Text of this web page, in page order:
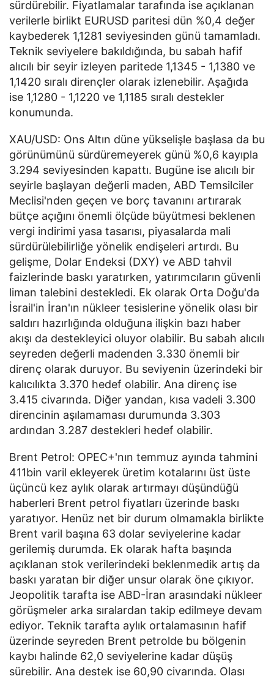
sürdürebilir. Fiyatlamalar tarafında ise açıklanan
verilerle birlikt EURUSD paritesi dün %0,4 değer
kaybederek 1,1281 seviyesinden günü tamamladı.
Teknik seviyelere bakıldığında, bu sabah hafif
alıcılı bir seyir izleyen paritede 1,1345 - 1,1380 ve
1,1420 sıralı dirençler olarak izlenebilir. Aşağıda
ise 1,1280 - 1,1220 ve 1,1185 sıralı destekler
konumunda.
XAU/USD: Ons Altın düne yükselişle başlasa da bu
görünümünü sürdüremeyerek günü %0,6 kayıpla
3.294 seviyesinden kapattı. Bugüne ise alıcılı bir
seyirle başlayan değerli maden, ABD Temsilciler
Meclisi'nden geçen ve borç tavanını artırarak
bütçe açığını önemli ölçüde büyütmesi beklenen
vergi indirimi yasa tasarısı, piyasalarda mali
sürdürülebilirliğe yönelik endişeleri artırdı. Bu
gelişme, Dolar Endeksi (DXY) ve ABD tahvil
faizlerinde baskı yaratırken, yatırımcıların güvenli
liman talebini destekledi. Ek olarak Orta Doğu'da
İsrail'in İran'ın nükleer tesislerine yönelik olası bir
saldırı hazırlığında olduğuna ilişkin bazı haber
akışı da destekleyici oluyor olabilir. Bu sabah alıcılı
seyreden değerli madenden 3.330 önemli bir
direnç olarak duruyor. Bu seviyenin üzerindeki bir
kalıcılıkta 3.370 hedef olabilir. Ana direnç ise
3.415 civarında. Diğer yandan, kısa vadeli 3.300
direncinin aşılamaması durumunda 3.303
ardından 3.287 destekleri hedef olabilir.
Brent Petrol: OPEC+'nın temmuz ayında tahmini
411bin varil ekleyerek üretim kotalarını üst üste
üçüncü kez aylık olarak artırmayı düşündüğü
haberleri Brent petrol fiyatları üzerinde baskı
yaratıyor. Henüz net bir durum olmamakla birlikte
Brent varil başına 63 dolar seviyelerine kadar
gerilemiş durumda. Ek olarak hafta başında
açıklanan stok verilerindeki beklenmedik artış da
baskı yaratan bir diğer unsur olarak öne çıkıyor.
Jeopolitik tarafta ise ABD-İran arasındaki nükleer
görüşmeler arka sıralardan takip edilmeye devam
ediyor. Teknik tarafta aylık ortalamasının hafif
üzerinde seyreden Brent petrolde bu bölgenin
kaybı halinde 62,0 seviyelerine kadar düşüş
sürebilir. Ana destek ise 60,90 civarında. Olası